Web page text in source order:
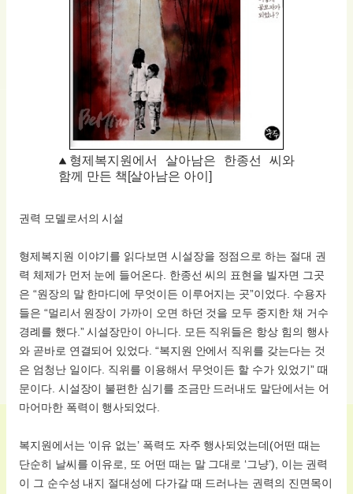
형제복지원에서 살아남은 한종선 씨와
함께 만든 책[살아남은 아이]
권력 모델로서의 시설
형제복지원 이야기를 읽다보면 시설장을 정점으로 하는 절대 권
력 체제가 먼저 눈에 들어온다. 한종선 씨의 표현을 빌자면 그곳
은 “원장의 말 한마디에 무엇이든 이루어지는 곳”이었다. 수용자
들은 “멀리서 원장이 가까이 오면 하던 것을 모두 중지한 채 거수
경례를 했다.” 시설장만이 아니다. 모든 직위들은 항상 힘의 행사
와 곧바로 연결되어 있었다. “복지원 안에서 직위를 갖는다는 것
은 엄청난 일이다. 직위를 이용해서 무엇이든 할 수가 있었기” 때
문이다. 시설장이 불편한 심기를 조금만 드러내도 말단에서는 어
마어마한 폭력이 행사되었다.
복지원에서는 ‘이유 없는’ 폭력도 자주 행사되었는데(어떤 때는
단순히 날씨를 이유로, 또 어떤 때는 말 그대로 ‘그냥’), 이는 권력
이 그 순수성 내지 절대성에 다가갈 때 드러나는 권력의 진면목이